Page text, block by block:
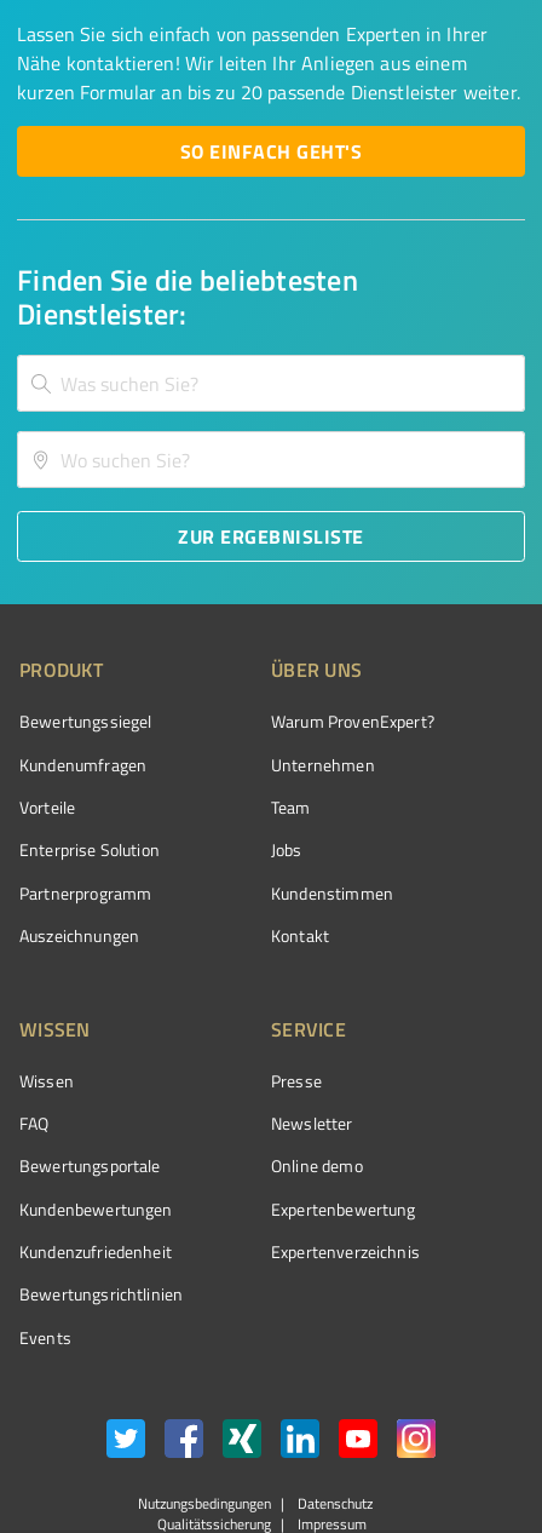
Finden Sie die beliebtesten
Dienstleister:
ZUR ERGEBNISLISTE
Lassen Sie sich einfach von passenden Experten in Ihrer
Nähe kontaktieren! Wir leiten Ihr Anliegen aus einem
kurzen Formular an bis zu 20 passende Dienstleister weiter.
SO EINFACH GEHT'S
PRODUKT
Bewertungssiegel
Kundenumfragen
Vorteile
Enterprise Solution
Partnerprogramm
Auszeichnungen
ÜBER UNS
Warum ProvenExpert?
Unternehmen
Team
Jobs
Kundenstimmen
Kontakt
WISSEN
Wissen
FAQ
Bewertungsportale
Kundenbewertungen
Kundenzufriedenheit
Bewertungs­richtlinien
Events
SERVICE
Presse
Newsletter
Online demo
Expertenbewertung
Expertenverzeichnis
Nutzungsbedingungen
Datenschutz
Qualitätssicherung
Impressum